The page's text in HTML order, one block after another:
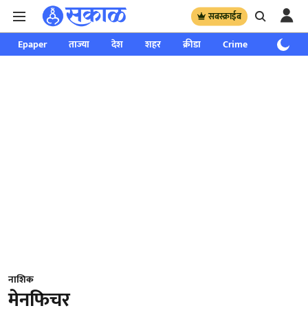
सबस्क्राईब
Epaper ताज्या देश शहर क्रीडा Crime साप्ताहिक
नाशिक
मेनफिचर